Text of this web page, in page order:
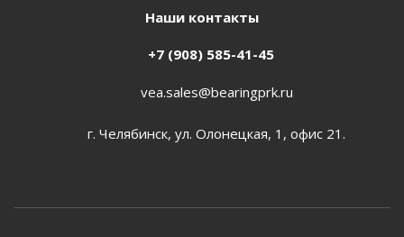
Наши контакты
+7 (908) 585-41-45
vea.sales@bearingprk.ru
г. Челябинск, ул. Олонецкая, 1, офис 21.